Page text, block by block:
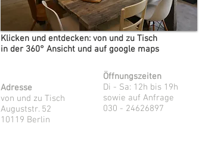
Adresse
von und zu Tisch
Auguststr. 52
10119 Berlin
Öffnungszeiten
Di - Sa: 12h bis 19h
sowie auf Anfrage
030 - 24626897
Klicken und entdecken: von und zu Tisch
in der 360° Ansicht und auf google maps